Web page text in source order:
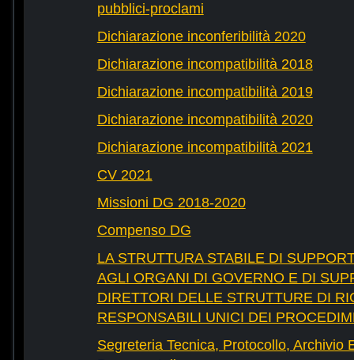
pubblici-proclami
Dichiarazione inconferibilità 2020
Dichiarazione incompatibilità 2018
Dichiarazione incompatibilità 2019
Dichiarazione incompatibilità 2020
Dichiarazione incompatibilità 2021
CV 2021
Missioni DG 2018-2020
Compenso DG
LA STRUTTURA STABILE DI
AGLI ORGANI DI GOVERNO E DI
DIRETTORI DELLE STRUTTURE DI
RESPONSABILI UNICI DEI
Segreteria Tecnica, Protocollo, Archivio